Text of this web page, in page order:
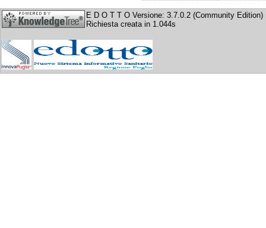
E D O T T O Versione: 3.7.0.2 (Community Edition)
Richiesta creata in 1.044s